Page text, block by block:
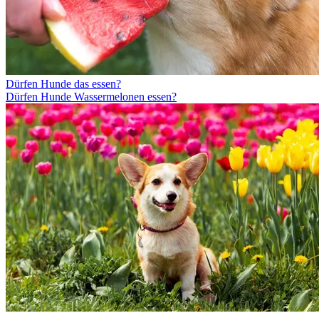
Dürfen Hunde das essen?
Dürfen Hunde Wassermelonen essen?